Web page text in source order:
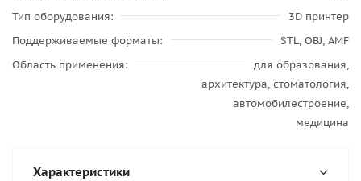
Тип оборудования
3D принтер
Поддерживаемые форматы
STL, OBJ, AMF
Область применения
для образования,
архитектура, стоматология,
автомобилестроение,
медицина
Характеристики